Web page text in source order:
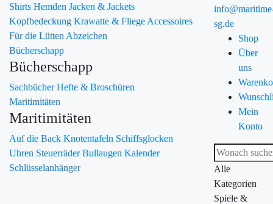
Shirts Hemden Jacken & Jackets
Kopfbedeckung Krawatte & Fliege Accessoires
Für die Lütten Abzeichen
Bücherschapp
Bücherschapp
SachbücherHefte & Broschüren
Maritimitäten
Maritimitäten
Auf die Back Knotentafeln Schiffsglocken
Uhren SteuerräderBullaugen Kalender
Schlüsselanhänger
sg.de
Shop
Über
uns
Mein
Konto
Alle
Kategorien
Spiele &